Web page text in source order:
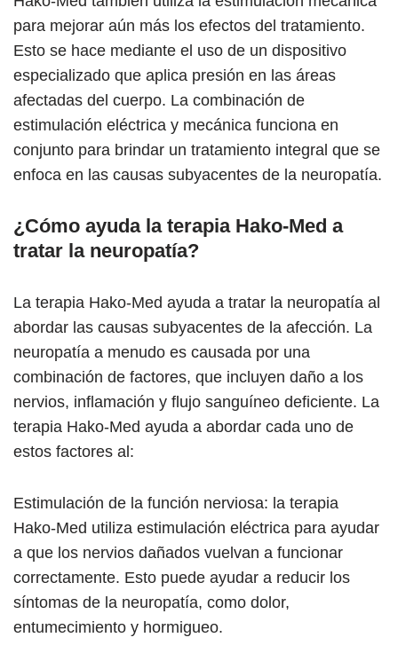
para mejorar aún más los efectos del tratamiento.
Esto se hace mediante el uso de un dispositivo
especializado que aplica presión en las áreas
afectadas del cuerpo. La combinación de
estimulación eléctrica y mecánica funciona en
conjunto para brindar un tratamiento integral que se
enfoca en las causas subyacentes de la neuropatía.
¿Cómo ayuda la terapia Hako-Med a
tratar la neuropatía?
La terapia Hako-Med ayuda a tratar la neuropatía al
abordar las causas subyacentes de la afección. La
neuropatía a menudo es causada por una
combinación de factores, que incluyen daño a los
nervios, inflamación y flujo sanguíneo deficiente. La
terapia Hako-Med ayuda a abordar cada uno de
estos factores al:
Estimulación de la función nerviosa: la terapia
Hako-Med utiliza estimulación eléctrica para ayudar
a que los nervios dañados vuelvan a funcionar
correctamente. Esto puede ayudar a reducir los
síntomas de la neuropatía, como dolor,
entumecimiento y hormigueo.